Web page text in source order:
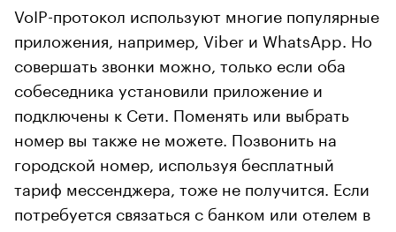
VoIP-протокол используют многие популярные
приложения, например, Viber и WhatsApp. Но
совершать звонки можно, только если оба
собеседника установили приложение и
подключены к Сети. Поменять или выбрать
номер вы также не можете. Позвонить на
городской номер, используя бесплатный
тариф мессенджера, тоже не получится. Если
потребуется связаться с банком или отелем в